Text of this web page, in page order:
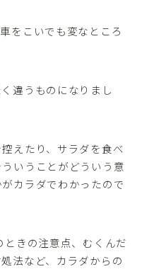
をこいでも変なところ
違うものになりまし
えたり、サラダを食べ
いうことがどういう意
カラダでわかったので
ときの注意点、むくんだ
法など、カラダからの